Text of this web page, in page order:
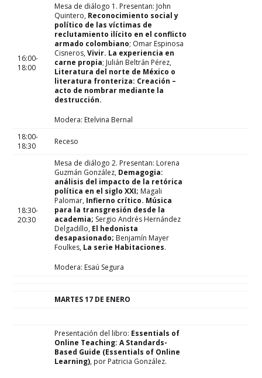
16:00-
18:00
Mesa de diálogo 1. Presentan: John
Quintero, Reconocimiento social y
político de las víctimas de
reclutamiento ilícito en el conflicto
armado colombiano; Omar Espinosa
Cisneros,Vivir. La experiencia en
carne propia; Julián Beltrán Pérez,
Literatura del norte de México o
literatura fronteriza: Creación –
acto de nombrar mediante la
destrucción.
Modera: Etelvina Bernal
18:00-
18:30
Receso
18:30-
20:30
Mesa de diálogo 2. Presentan: Lorena
Guzmán González, Demagogia:
análisis del impacto de la retórica
política en el siglo XXI; Magali
Palomar,Infierno crítico. Música
para la transgresión desde la
academia; Sergio Andrés Hernández
Delgadillo,El hedonista
desapasionado; Benjamín Mayer
Foulkes, La serie Habitaciones.
Modera: Esaú Segura
MARTES 17 DE ENERO
Presentación del libro: Essentials of
Online Teaching: A Standards-
Based Guide (Essentials of Online
Learning), por Patricia González.